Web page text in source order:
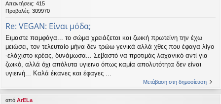
Απαντήσεις: 415
Προβολές: 309970
Re: VEGAN: Είναι μόδα;
Ειμαστε παμφάγα... το σώμα χρειάζεται και ζωική πρωτείνη την έχω
μειώσει, τον τελευταίο μήνα δεν τρώω γενικά αλλά χθες που έφαγα λίγο
-ελάχιστο κρέας, δυνάμωσα... Σεβαστό να προτιμάς λαχανικό αντί για
ζωικό, αλλά όχι απόλυτα υγιεινο όπως καμία απολυτότητα δεν είναι
υγιεινή... Καλά έκανες και έφαγες ...
Μετάβαση στη δημοσίευση
από ArELa